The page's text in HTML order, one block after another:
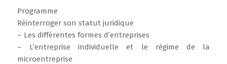
Programme
Réinterroger son statut juridique
– Les différentes formes d’entreprises
– L’entreprise individuelle et le régime de la
microentreprise